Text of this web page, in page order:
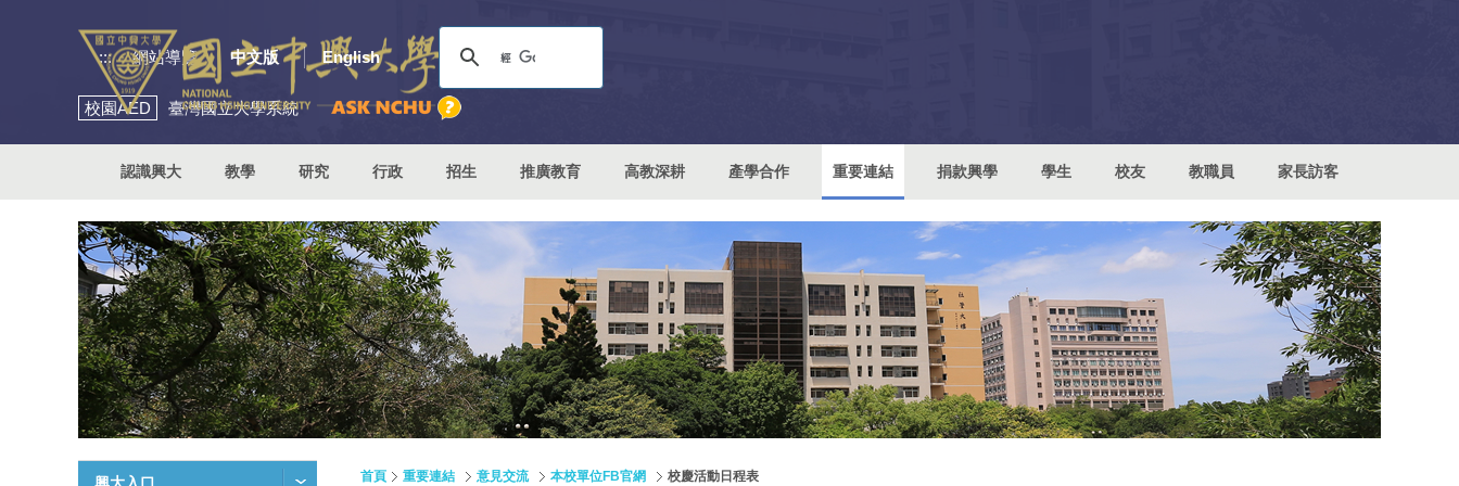
::: 網站導覽 中文版 English
校園AED 臺灣國立大學系統
認識興大 教學 研究 行政 招生 推廣教育 高教深耕 產學合作 重要連結 捐款興學 學生 校友 教職員 家長訪客
首頁 重要連結 意見交流 本校單位FB官網 校慶活動日程表